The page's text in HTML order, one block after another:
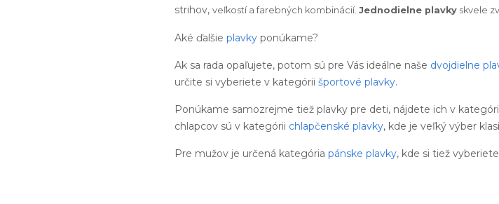
strihov, veľkostí a farebných kombinácií. Jednodielne plavky skvele
Aké ďalšie plavky ponúkame?
Ak sa rada opaľujete, potom sú pre Vás ideálne naše dvojdielne
určite si vyberiete v kategórii športové plavky.
Ponúkame samozrejme tiež plavky pre deti, nájdete ich v
chlapcov sú v kategórii chlapčenské plavky, kde je veľký výber
Pre mužov je určená kategória pánske plavky, kde si tiež